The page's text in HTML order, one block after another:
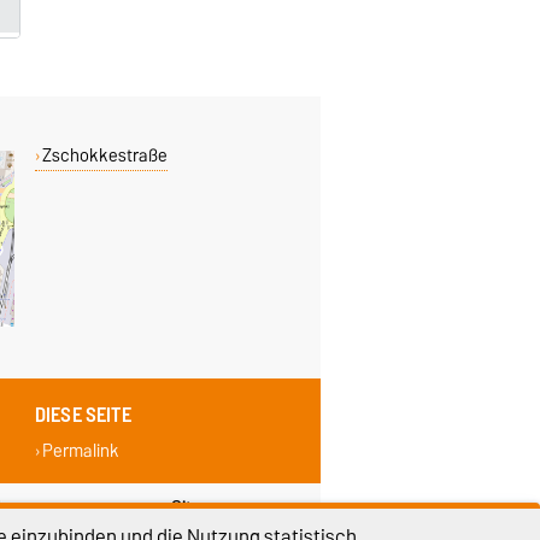
Zschokkestraße
DIESE SEITE
Permalink
Sitemap